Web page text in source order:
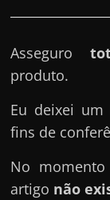
Asseguro
produto.
Eu deixei
fins de
No
artigo não